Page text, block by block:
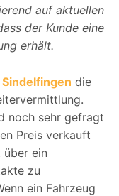
auf aktuellen
der Kunde eine
erhält.
die
noch sehr gefragt
Preis verkauft
über ein
zu
ein Fahrzeug